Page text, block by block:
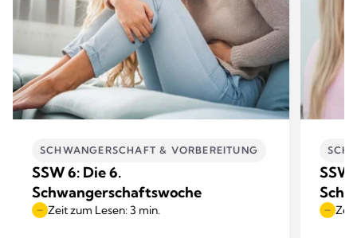
SCHWANGERSCHAFT & VORBEREITUNG
SSW 6: Die 6.
Schwangerschaftswoche
Zeit zum Lesen: 3 min.
SSW
Zeit